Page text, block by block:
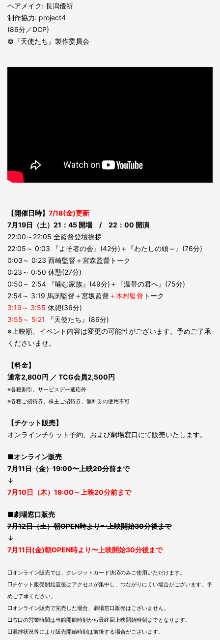
ヘアメイク: 長潟優祈
制作協力: project4
(86分／DCP)
©『天使たち』製作委員会
【開催日時】 7/18(金)更新
7月19日（土）21：45 開場 / 22：00 開演
22:00～22:05 全監督登壇挨拶
22:05～ 0:03 『よそ者の会』(42分)＋『わたしの頭～』(76分)
0:03～ 0:23 西崎監督＋宮森監督トーク
0:23～ 0:50 休憩(27分)
0:50～ 2:54 『噛む家族』(49分)＋『温帯の君へ』(75分)
2:54～ 3:19 馬渕監督＋宮坂監督 ＋木村監督 トーク
3:19～ 3:55 休憩(36分)
3:55～ 5:21
『天使たち』(86分)
※上映順、イベント内容は変更の可能性がございます。予めご了承
くださいませ。
【料金】
通常2,800円 ／ TCG会員2,500円
※各種割引、サービスデー適応外
※各種ご招待券、株主ご招待券、無料券の使用不可
【チケット販売】
オンラインチケット予約、および劇場窓口にて販売いたします。
■オンライン販売
7月11日（金）19:00〜上映20分前まで
↓
7月10日（木）19:00～上映20分前まで
■劇場窓口販売
7月12日（土）朝OPEN時より〜上映開始30分後まで
↓
7月11日(金)朝OPEN時より〜上映開始30分後まで
□オンライン販売では、クレジットカード決済のみご使用いただけます。
□チケット販売開始直後はアクセスが集中し、つながりにくい場合がございます。予
めご了承ください。
□オンライン販売で完売した場合、劇場窓口販売はございません。
□窓口の営業時間は当館開館時刻から最終回上映開始時刻までとなります。
□混雑状況等により販売開始時刻は前後する場合がございます。